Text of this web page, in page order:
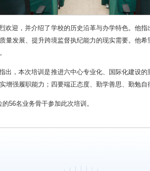
欢迎，并介绍了学校的历史沿革与办学特色。他
量发展、提升跨境监督执纪能力的现实需要。他
，本次培训是推进六中心专业化、国际化建设
强履职能力；四要端正态度、勤学善思、勤勉自
56名业务骨干参加此次培训。